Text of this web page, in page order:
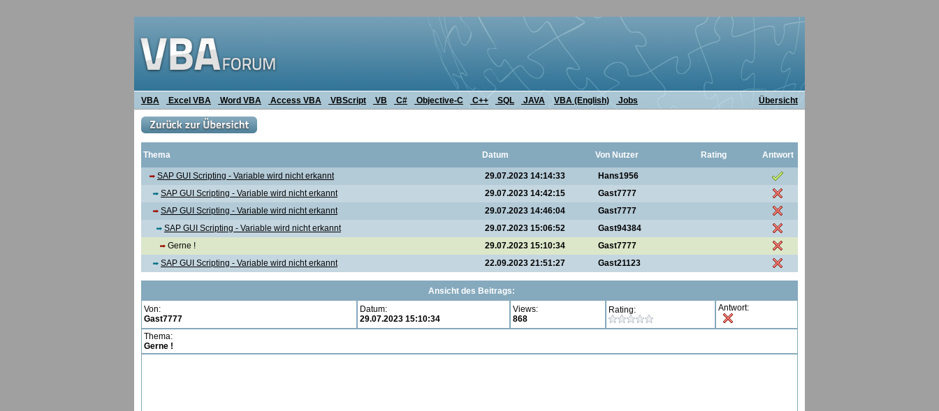
VBA Excel VBA Word VBA Access VBA VBScript VB C# Objective-C C++ SQL JAVA VBA (English) Jobs Übersicht
Thema Datum Von Nutzer Rating Antwort
SAP GUI Scripting - Variable wird nicht erkannt 29.07.2023 14:14:33
Hans1956
SAP GUI Scripting - Variable wird nicht erkannt
29.07.2023 14:42:15
Gast7777
SAP GUI Scripting - Variable wird nicht erkannt
29.07.2023 14:46:04
Gast7777
SAP GUI Scripting - Variable wird nicht erkannt
29.07.2023 15:06:52
Gast94384
Gerne !
29.07.2023 15:10:34
Gast7777
SAP GUI Scripting - Variable wird nicht erkannt
22.09.2023 21:51:27 Gast21123
Ansicht des Beitrags:
Von:
Gast7777
Datum:
29.07.2023 15:10:34
Views:
868
Rating: Antwort:
Thema:
Gerne !